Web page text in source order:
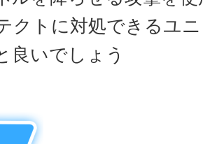
クトに対処できるユ
良いでしょう